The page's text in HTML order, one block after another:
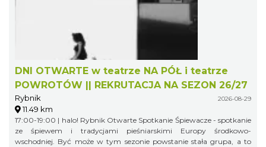
DNI OTWARTE w teatrze NA PÓŁ i teatrze
POWROTÓW || REKRUTACJA NA SEZON 26/27
Rybnik 2026-08-29
11.49 km
17:00-19:00 | halo! Rybnik Otwarte Spotkanie Śpiewacze - spotkanie
ze śpiewem i tradycjami pieśniarskimi Europy środkowo-
wschodniej. Być może w tym sezonie powstanie stała grupa, a to